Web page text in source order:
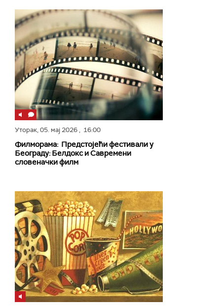
Уторак,05. мај 2026, 16:00
Филморама: Предстојећи фестивали у
Београду: Белдокс и Савремени
словеначки филм